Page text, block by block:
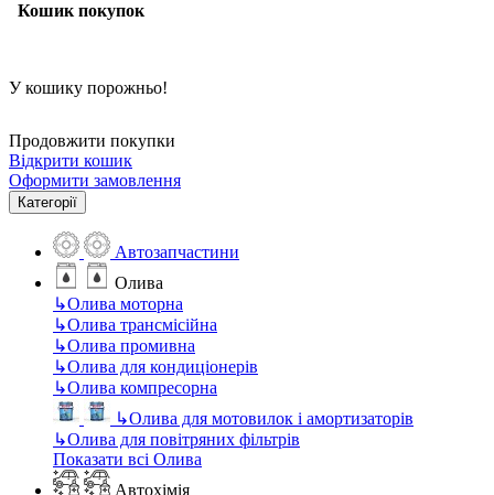
Кошик покупок
У кошику порожньо!
Продовжити покупки
Відкрити кошик
Оформити замовлення
Категорії
Автозапчастини
Олива
↳Олива моторна
↳Олива трансмісійна
↳Олива промивна
↳Олива для кондиціонерів
↳Олива компресорна
↳Олива для мотовилок і амортизаторів
↳Олива для повітряних фільтрів
Показати всі Олива
Автохімія